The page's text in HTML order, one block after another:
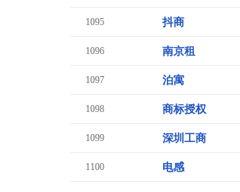
1095 抖商
1096 南京租
1097 泊寓
1098 商标授权
1099 深圳工商
1100 电感